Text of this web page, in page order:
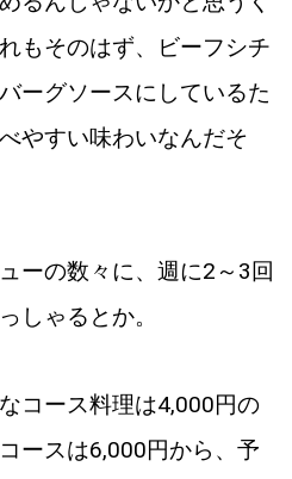
もそのはず、ビーフシチ
ーグソースにしているた
やすい味わいなんだそ
ーの数々に、週に2～3回
しゃるとか。
コース料理は4,000円の
ースは6,000円から、予